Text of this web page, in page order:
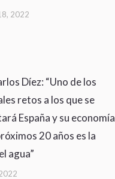
2022
Díez: “Uno de los
retos a los que se
España y su economía
20 años es la
agua”